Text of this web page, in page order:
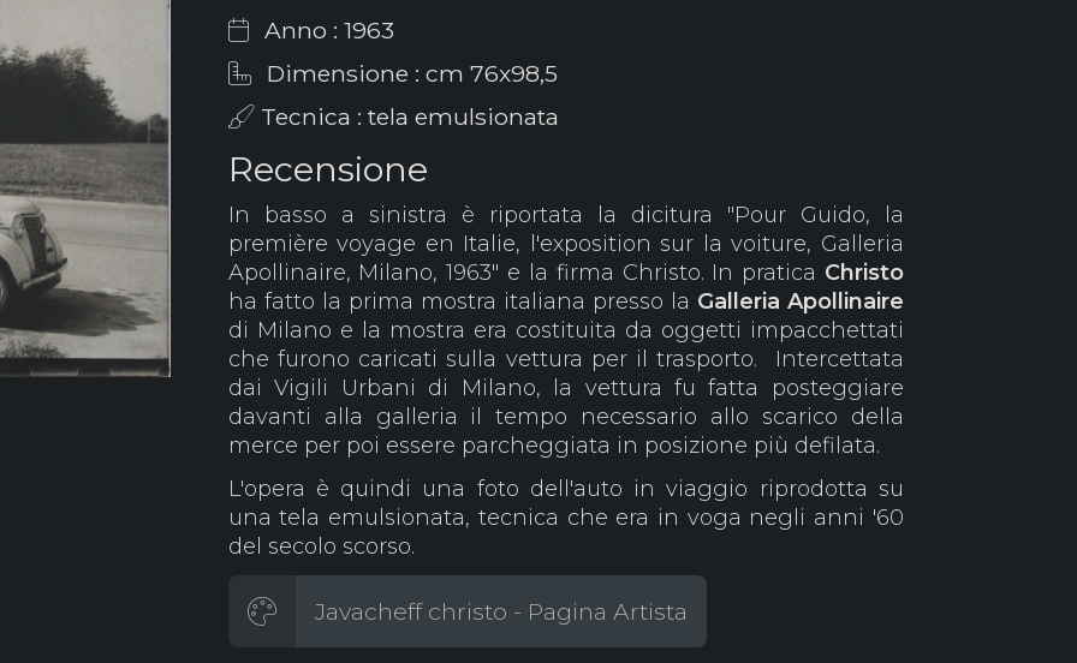
Anno : 1963
Dimensione : cm 76x98,5
Tecnica : tela emulsionata
Recensione
In basso a sinistra è riportata la dicitura "Pour Guido, la
première voyage en Italie, l'exposition sur la voiture, Galleria
Apollinaire, Milano, 1963" e la firma Christo. In pratica Christo
ha fatto la prima mostra italiana presso la Galleria Apollinaire
di Milano e la mostra era costituita da oggetti impacchettati
che furono caricati sulla vettura per il trasporto. Intercettata
dai Vigili Urbani di Milano, la vettura fu fatta posteggiare
davanti alla galleria il tempo necessario allo scarico della
merce per poi essere parcheggiata in posizione più defilata.
L'opera è quindi una foto dell'auto in viaggio riprodotta su
una tela emulsionata, tecnica che era in voga negli anni '60
del secolo scorso.
Javacheff christo - Pagina Artista